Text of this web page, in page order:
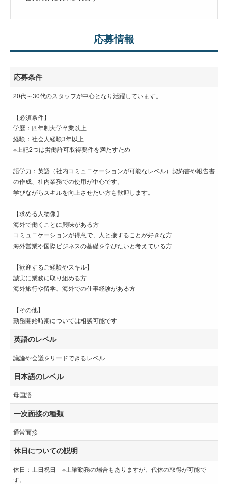
応募情報
応募条件
20代～30代のスタッフが中心となり活躍しています。
【必須条件】
学歴：四年制大学卒業以上
経験：社会人経験3年以上
※上記2つは労働許可取得要件を満たすため
語学力：英語（社内コミュニケーションが可能なレベル）契約書や報告書
の作成、社内業務での使用が中心です。
学びながらスキルを向上させたい方も歓迎します。
【求める人物像】
海外で働くことに興味がある方
コミュニケーションが得意で、人と接することが好きな方
海外営業や国際ビジネスの基礎を学びたいと考えている方
【歓迎するご経験やスキル】
誠実に業務に取り組める方
海外旅行や留学、海外での仕事経験がある方
【その他】
勤務開始時期については相談可能です
英語のレベル
議論や会議をリードできるレベル
日本語のレベル
母国語
一次面接の種類
通常面接
休日についての説明
休日：土日祝日 ※土曜勤務の場合もありますが、代休の取得が可能で
す。